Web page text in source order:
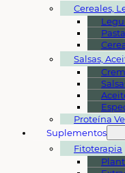
Cereales,
Pasta
Salsas,
Proteína
Suplementos
Fitoterapia